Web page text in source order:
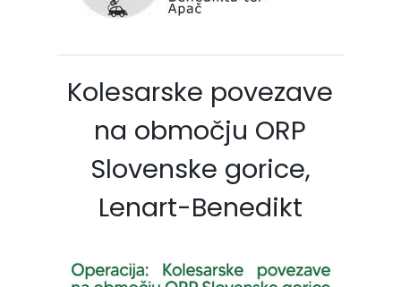
Kolesarske povezave
na območju ORP
Slovenske gorice,
Lenart-Benedikt